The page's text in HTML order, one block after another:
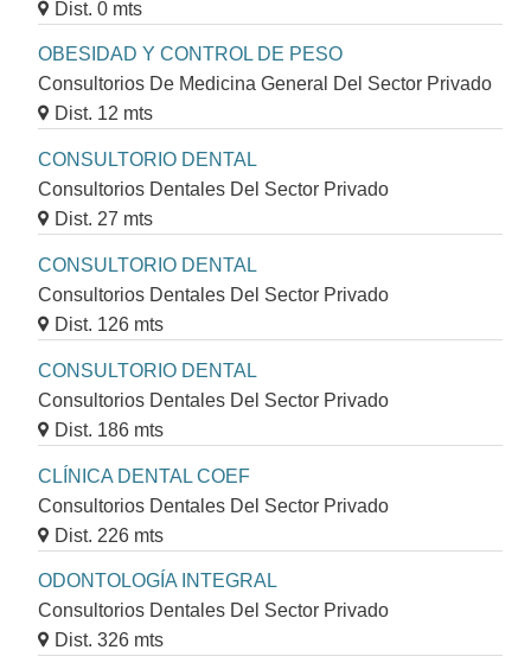
Dist. 0 mts
OBESIDAD Y CONTROL DE PESO
Consultorios De Medicina General Del Sector Privado
Dist. 12 mts
CONSULTORIO DENTAL
Consultorios Dentales Del Sector Privado
Dist. 27 mts
CONSULTORIO DENTAL
Consultorios Dentales Del Sector Privado
Dist. 126 mts
CONSULTORIO DENTAL
Consultorios Dentales Del Sector Privado
Dist. 186 mts
CLÍNICA DENTAL COEF
Consultorios Dentales Del Sector Privado
Dist. 226 mts
ODONTOLOGÍA INTEGRAL
Consultorios Dentales Del Sector Privado
Dist. 326 mts